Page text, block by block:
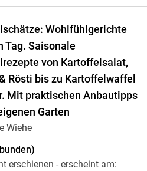
Wohlfühlgerichte
Tag. Saisonale
von Kartoffelsalat,
Rösti bis zu Kartoffelwaffel
Mit praktischen Anbautipps
Garten
Wiehe
erschienen - erscheint am: